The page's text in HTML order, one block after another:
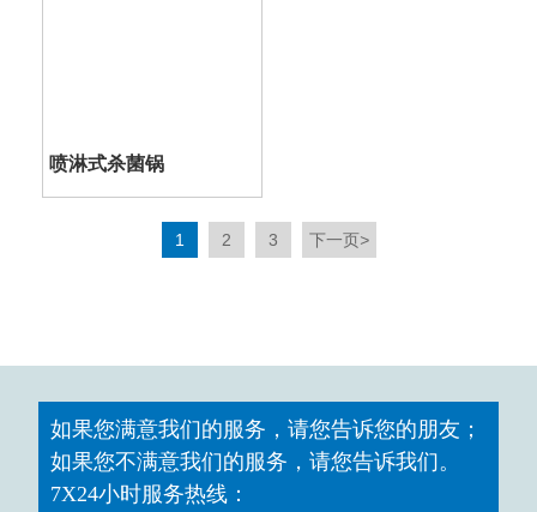
喷淋式杀菌锅
1 2 3 下一页>
如果您满意我们的服务，请您告诉您的朋友；
如果您不满意我们的服务，请您告诉我们。
7X24小时服务热线：